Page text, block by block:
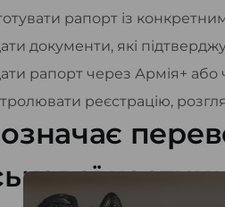
рапорт із
документи, які
рапорт через Армія+
реєстрацію,